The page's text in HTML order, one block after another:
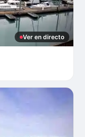
Ver en directo